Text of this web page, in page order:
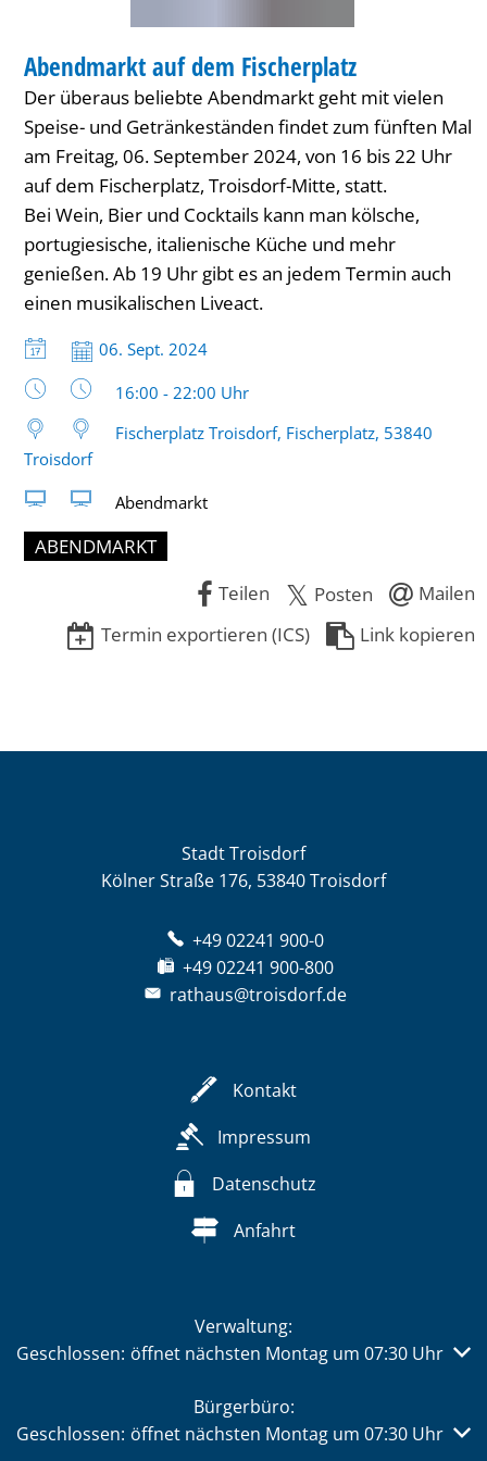
KATEGORIE: INNENSTADT-FEST
Abendmarkt auf dem Fischerplatz
Der überaus beliebte Abendmarkt geht mit vielen
Speise- und Getränkeständen findet zum fünften Mal
am Freitag, 06. September 2024, von 16 bis 22 Uhr
auf dem Fischerplatz, Troisdorf-Mitte, statt.
Bei Wein, Bier und Cocktails kann man kölsche,
portugiesische, italienische Küche und mehr
genießen. Ab 19 Uhr gibt es an jedem Termin auch
einen musikalischen Liveact.
Datum:
06. Sept. 2024
Uhrzeit:
16:00 - 22:00 Uhr
Fischerplatz Troisdorf, Fischerplatz, 53840
Troisdorf
Abendmarkt
ABENDMARKT
Teilen
Posten
Mailen
Termin exportieren (ICS)
Link kopieren
Stadt Troisdorf
Kölner Straße 176, 53840 Troisdorf
+49 02241 900-0
+49 02241 900-800
rathaus@troisdorf.de
Kontakt
Impressum
Datenschutz
Anfahrt
Verwaltung:
Klicken, um weitere Öffnungs- oder Schließzeiten
Geschlossen: öffnet nächsten Montag um 07:30 Uhr
Bürgerbüro:
Klicken, um weitere Öffnungs- oder Schließzeiten
Geschlossen: öffnet nächsten Montag um 07:30 Uhr